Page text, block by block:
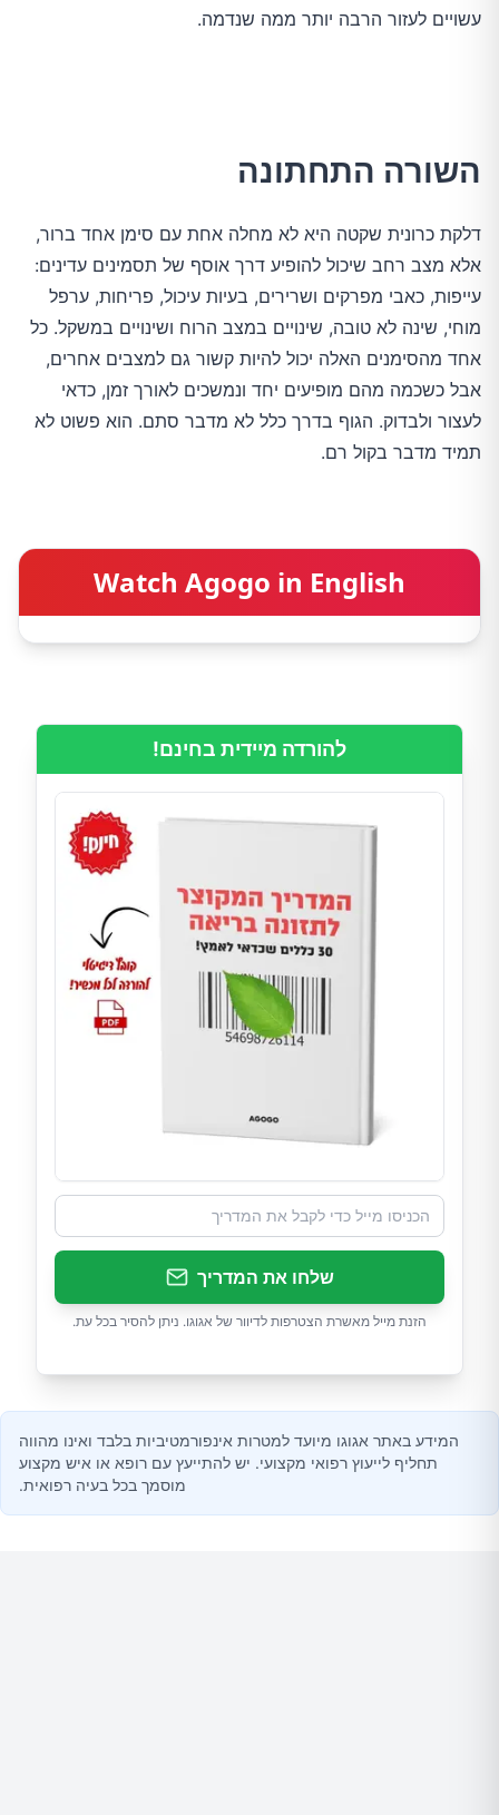
עשויים לעזור הרבה יותר ממה שנדמה.
השורה התחתונה
דלקת כרונית שקטה היא לא מחלה אחת עם סימן אחד ברור,
אלא מצב רחב שיכול להופיע דרך אוסף של תסמינים עדינים:
עייפות, כאבי מפרקים ושרירים, בעיות עיכול, פריחות, ערפל
מוחי, שינה לא טובה, שינויים במצב הרוח ושינויים במשקל. כל
אחד מהסימנים האלה יכול להיות קשור גם למצבים אחרים,
אבל כשכמה מהם מופיעים יחד ונמשכים לאורך זמן, כדאי
לעצור ולבדוק. הגוף בדרך כלל לא מדבר סתם. הוא פשוט לא
תמיד מדבר בקול רם.
Watch Agogo in English
להורדה מיידית בחינם!
שלחו את המדריך
הזנת מייל מאשרת הצטרפות לדיוור של אגוגו. ניתן להסיר בכל עת.
המידע באתר אגוגו מיועד למטרות אינפורמטיביות בלבד ואינו מהווה
תחליף לייעוץ רפואי מקצועי. יש להתייעץ עם רופא או איש מקצוע
מוסמך בכל בעיה רפואית.